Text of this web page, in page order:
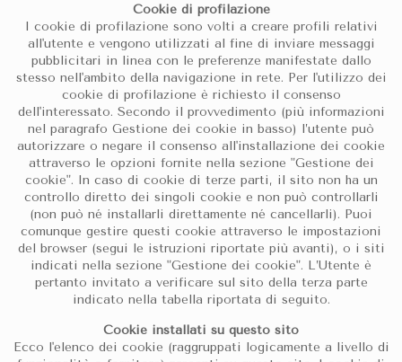
Cookie di profilazione
I cookie di profilazione sono volti a creare profili relativi
all'utente e vengono utilizzati al fine di inviare messaggi
pubblicitari in linea con le preferenze manifestate dallo
stesso nell'ambito della navigazione in rete. Per l'utilizzo dei
cookie di profilazione è richiesto il consenso
dell'interessato. Secondo il provvedimento (più informazioni
nel paragrafo Gestione dei cookie in basso) l’utente può
autorizzare o negare il consenso all'installazione dei cookie
attraverso le opzioni fornite nella sezione "Gestione dei
cookie". In caso di cookie di terze parti, il sito non ha un
controllo diretto dei singoli cookie e non può controllarli
(non può né installarli direttamente né cancellarli). Puoi
comunque gestire questi cookie attraverso le impostazioni
del browser (segui le istruzioni riportate più avanti), o i siti
indicati nella sezione "Gestione dei cookie". L’Utente è
pertanto invitato a verificare sul sito della terza parte
indicato nella tabella riportata di seguito.
Cookie installati su questo sito
Ecco l'elenco dei cookie (raggruppati logicamente a livello di